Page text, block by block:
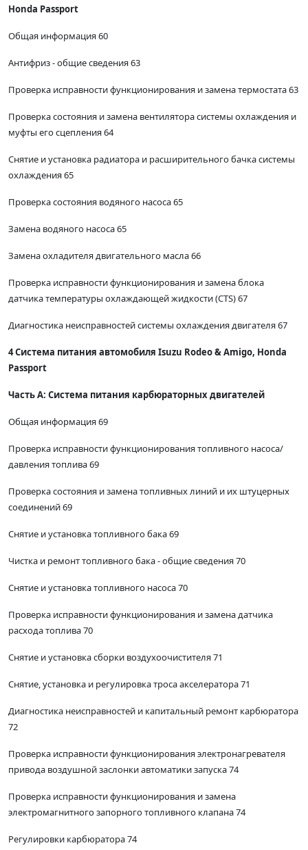
Honda Passport
Общая информация 60
Антифриз - общие сведения 63
Проверка исправности функционирования и замена термостата 63
Проверка состояния и замена вентилятора системы охлаждения и
муфты его сцепления 64
Снятие и установка радиатора и расширительного бачка системы
охлаждения 65
Проверка состояния водяного насоса 65
Замена водяного насоса 65
Замена охладителя двигательного масла 66
Проверка исправности функционирования и замена блока
датчика температуры охлаждающей жидкости (CTS) 67
Диагностика неисправностей системы охлаждения двигателя 67
4 Система питания автомобиля Isuzu Rodeo & Amigo, Honda
Passport
Часть А: Система питания карбюраторных двигателей
Общая информация 69
Проверка исправности функционирования топливного насоса/
давления топлива 69
Проверка состояния и замена топливных линий и их штуцерных
соединений 69
Снятие и установка топливного бака 69
Чистка и ремонт топливного бака - общие сведения 70
Снятие и установка топливного насоса 70
Проверка исправности функционирования и замена датчика
расхода топлива 70
Снятие и установка сборки воздухоочистителя 71
Снятие, установка и регулировка троса акселератора 71
Диагностика неисправностей и капитальный ремонт карбюратора
72
Проверка исправности функционирования электронагревателя
привода воздушной заслонки автоматики запуска 74
Проверка исправности функционирования и замена
электромагнитного запорного топливного клапана 74
Регулировки карбюратора 74